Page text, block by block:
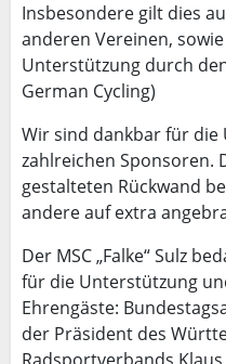
Insbesondere gilt dies
anderen Vereinen,
Unterstützung durch
German Cycling)
Wir sind dankbar für
zahlreichen Sponsoren.
gestalteten Rückwand
andere auf extra
Der MSC „Falke“ Sulz
für die Unterstützung
Ehrengäste:
der Präsident des